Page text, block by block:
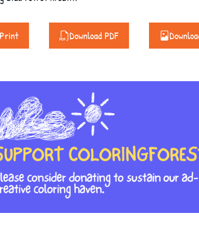
Download PDF